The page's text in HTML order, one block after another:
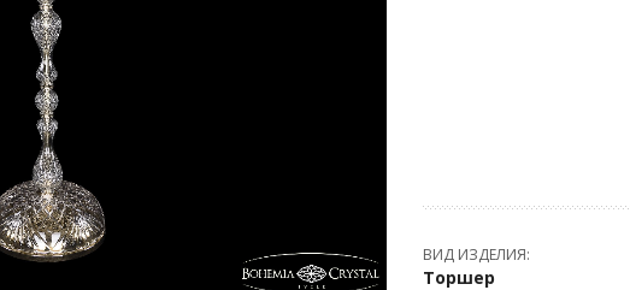
ВИД ИЗДЕЛИЯ:
Торшер